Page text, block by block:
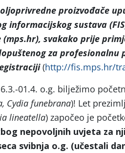
proizvođače
informacijskog sustava
svakako prije
za profesionalnu
(http://fis.mps.hr/
01.4. o.g. bilježimo
Cydia funebrana)! Let
lineatella) započeo je
nepovoljnih uvjeta za
svibnja o.g. (učestali